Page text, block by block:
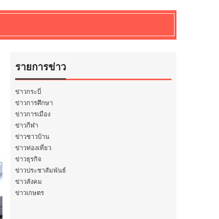
รายการข่าว
ข่าวกระบี่
ข่าวการศึกษา
ข่าวการเมือง
ข่าวกีฬา
ข่าวชาวบ้าน
ข่าวท่องเที่ยว
ข่าวธุรกิจ
ข่าวประชาสัมพันธ์
ข่าวสังคม
ข่าวเกษตร